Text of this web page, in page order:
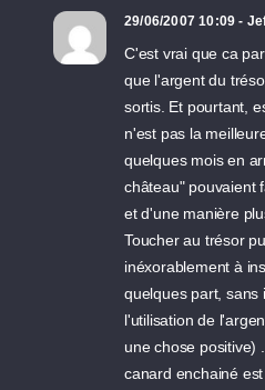
29/06/2007 10:09 -
C'est vrai que ca
que l'argent du
sortis. Et pourtant,
n'est pas la
quelques mois en
château" pouvaient
et d'une manière
Toucher au trésor
inéxorablement à
quelques part, sans
l'utilisation de
une chose positive)
canard enchainé